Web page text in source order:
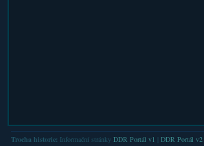
Trocha historie: Informační stránky DDR Portál v1 DDR Portál v2|